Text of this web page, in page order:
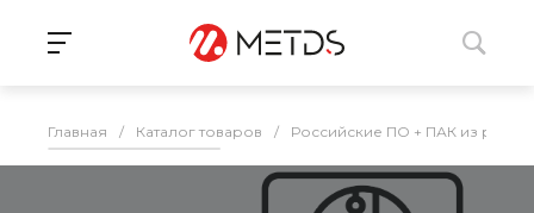
Главная / Каталог товаров / Российские ПО + ПАК из